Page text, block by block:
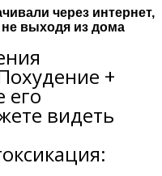
через интернет,
выходя из дома
+
его
видеть